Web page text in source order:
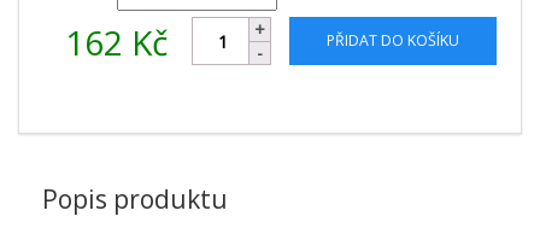
162 Kč PŘIDAT DO KOŠÍKU
Popis produktu